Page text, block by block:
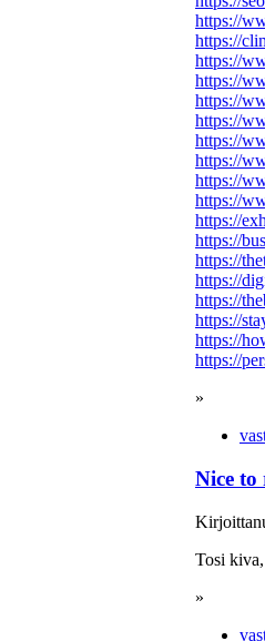
https://
https://
https://
https://
https://
https://
https://
https://
https://
https://
https://
https://
https://
https://
https://
https://
https://
https://
»
Nice to
Tosi
»